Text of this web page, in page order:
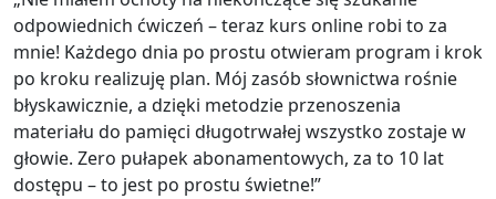
odpowiednich ćwiczeń – teraz kurs online robi to za
mnie! Każdego dnia po prostu otwieram program i krok
po kroku realizuję plan. Mój zasób słownictwa rośnie
błyskawicznie, a dzięki metodzie przenoszenia
materiału do pamięci długotrwałej wszystko zostaje w
głowie. Zero pułapek abonamentowych, za to 10 lat
dostępu – to jest po prostu świetne!”